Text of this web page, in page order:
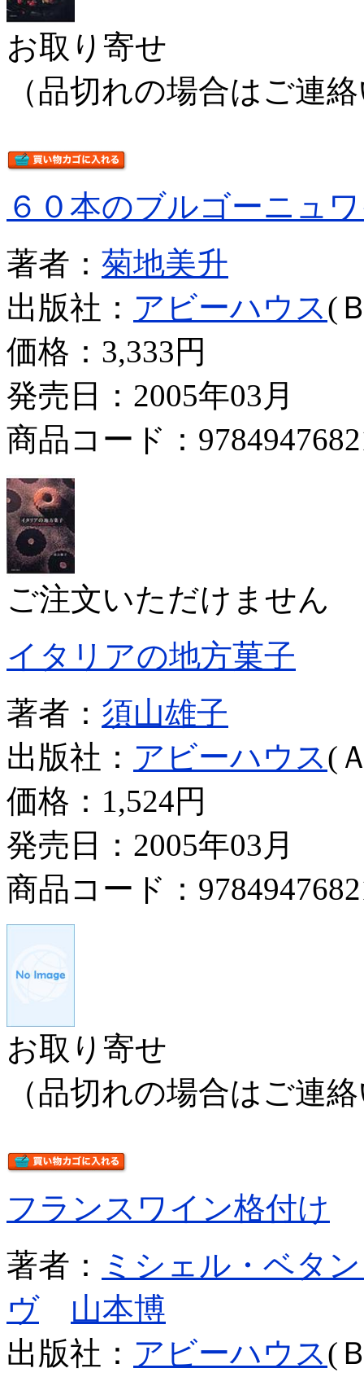
お取り寄せ
（品切れの場合はご連
６０本のブルゴーニュ
著者： 菊地美升
出版社： アビーハウス(
価格： 3,333円
発売日：2005年03月
商品コード：
ご注文いただけません
イタリアの地方菓子
著者： 須山雄子
出版社： アビーハウス(
価格： 1,524円
発売日：2005年03月
商品コード：
お取り寄せ
（品切れの場合はご連
フランスワイン格付け
著者：
ミシェル・ベタ
ヴ
山本博
出版社： アビーハウス(